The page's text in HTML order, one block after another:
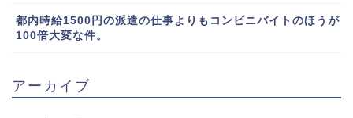
都内時給1500円の派遣の仕事よりもコンビニバイトのほうが
100倍大変な件。
アーカイブ